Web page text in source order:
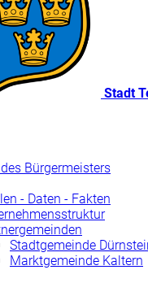
Stadt
Bürgermeisters
- Daten - Fakten
Stadtgemeinde
Marktgemeinde Kaltern